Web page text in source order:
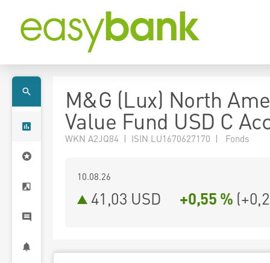
M&G (Lux) North
Value Fund USD C
WKN A2JQ84 | ISIN LU1670627170 | Fonds
10.08.26
41,03 USD +0,55 % (